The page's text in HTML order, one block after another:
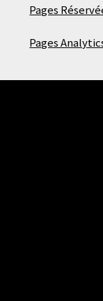
Pages
Pages